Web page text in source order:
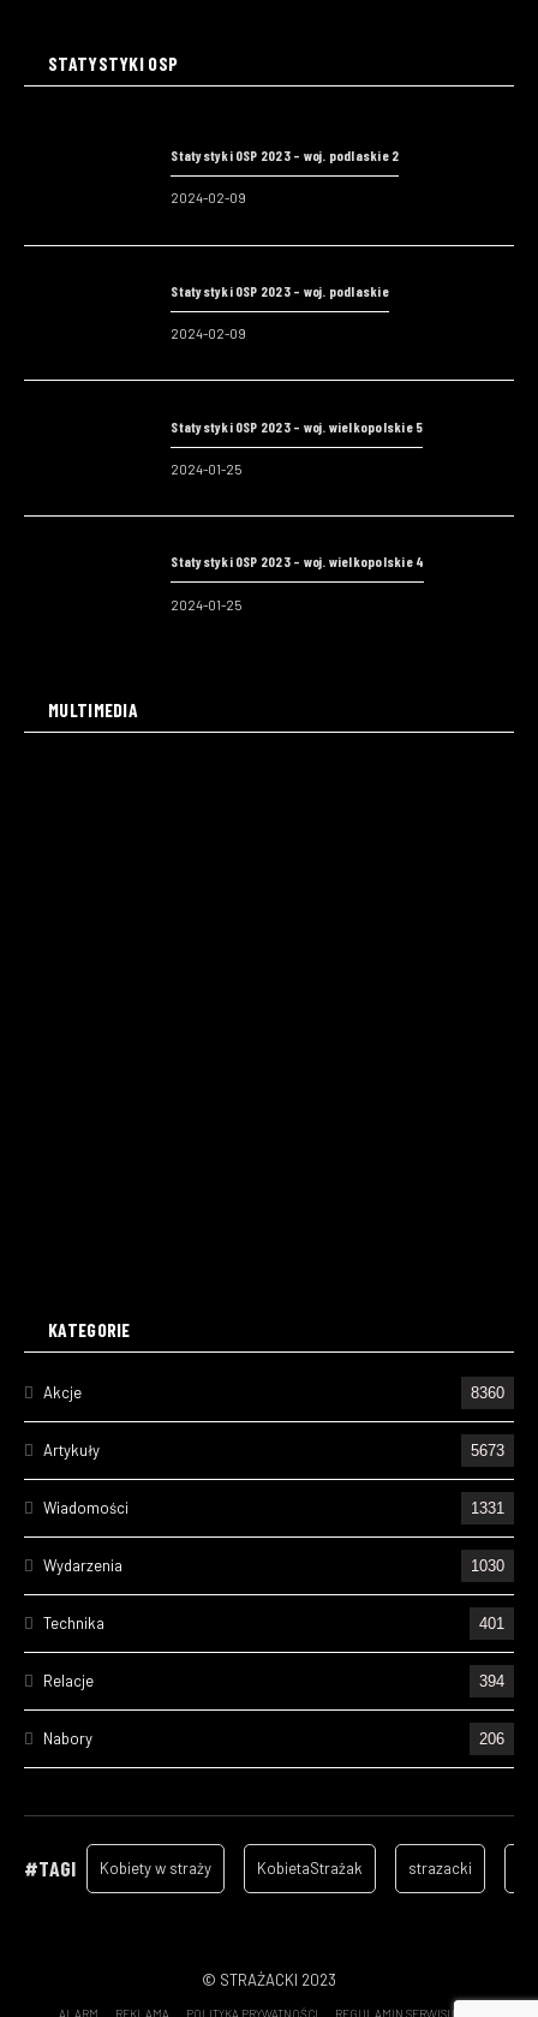
STATYSTYKI OSP
Statystyki OSP 2023 – woj. podlaskie 2
2024-02-09
Statystyki OSP 2023 – woj. podlaskie
2024-02-09
Statystyki OSP 2023 – woj. wielkopolskie 5
2024-01-25
Statystyki OSP 2023 – woj. wielkopolskie 4
2024-01-25
MULTIMEDIA
KATEGORIE
Akcje 8360
Artykuły 5673
Wiadomości 1331
Wydarzenia 1030
Technika 401
Relacje 394
Nabory 206
157
#TAGI Kobiety w straży KobietaStrażak strazacki
© STRAŻACKI 2023
ALARM REKLAMA POLITYKA PRYWATNOŚCI REGULAMIN SERWISU